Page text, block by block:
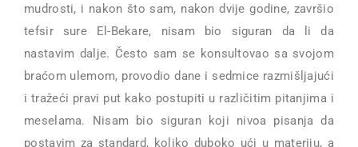
mudrosti, i nakon što sam, nakon dvije godine, završio
tefsir sure El-Bekare, nisam bio siguran da li da
nastavim dalje. Često sam se konsultovao sa svojom
braćom ulemom, provodio dane i sedmice razmišljajući
i tražeći pravi put kako postupiti u različitim pitanjima i
meselama. Nisam bio siguran koji nivoa pisanja da
postavim za standard, koliko duboko ući u materiju, a